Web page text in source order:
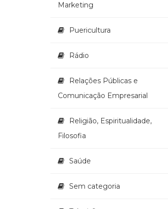
Marketing
Puericultura
Rádio
Relações Públicas e
Comunicação Empresarial
Religião, Espiritualidade,
Filosofia
Saúde
Sem categoria